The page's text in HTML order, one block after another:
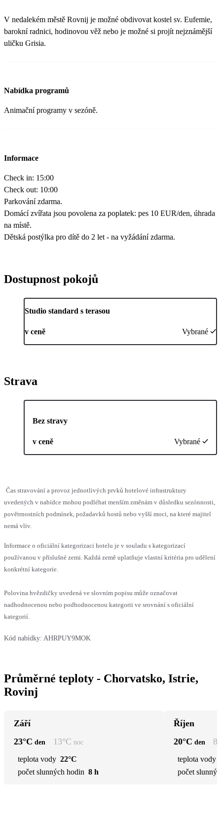
V nedalekém městě Rovnij je možné obdivovat kostel sv. Eufemie,
barokní radnici, hodinovou věž nebo je možné si projít nejznámější
uličku Grisia.
Nabídka programů
Animační programy v sezóně.
Informace
Check in: 15:00
Check out: 10:00
Parkování zdarma.
Domácí zvířata jsou povolena za poplatek: pes 10 EUR/den, úhrada
na místě.
Dětská postýlka pro dítě do 2 let - na vyžádání zdarma.
Dostupnost pokojů
Studio standard s terasou
v ceně Vybrané
Strava
Bez stravy
v ceně Vybrané
Čas stravování a provoz jednotlivých prvků hotelové infrastruktury
uvedených v nabídce mohou podléhat menším změnám v důsledku sezónnosti,
povětrnostních podmínek, požadavků hostů nebo vyšší moci, na které majitel
nemá vliv.
Informace o oficiální kategorizaci hotelu je v souladu s kategorizací
používanou v příslušné zemi. Každá země uplatňuje vlastní kritéria pro udělení
konkrétní kategorie.
Polovina hvězdičky uvedená ve slovním popisu může označovat
nadhodnocenou nebo podhodnocenou kategorii ve srovnání s oficiální
kategorií.
Kód nabídky: AHRPUY9MOK
Průměrné teploty - Chorvatsko, Istrie,
Rovinj
Září
23°C den 13°C noc
teplota vody 22°C
počet slunných hodin 8 h
Říjen
20°C den 8
teplota vody
počet